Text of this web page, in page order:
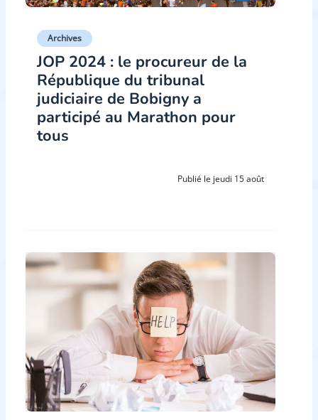
Archives
JOP 2024 : le procureur de la
République du tribunal
judiciaire de Bobigny a
participé au Marathon pour
tous
Publié le jeudi 15 août